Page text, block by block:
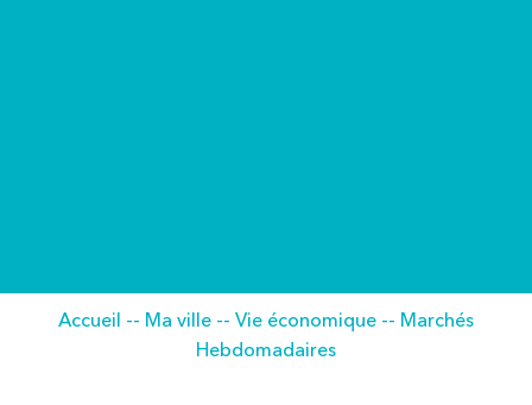
Accueil -- Ma ville -- Vie économique -- Marchés
Hebdomadaires